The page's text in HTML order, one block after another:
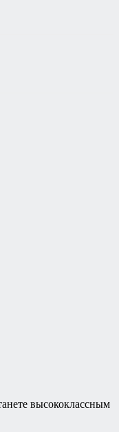
высококлассным